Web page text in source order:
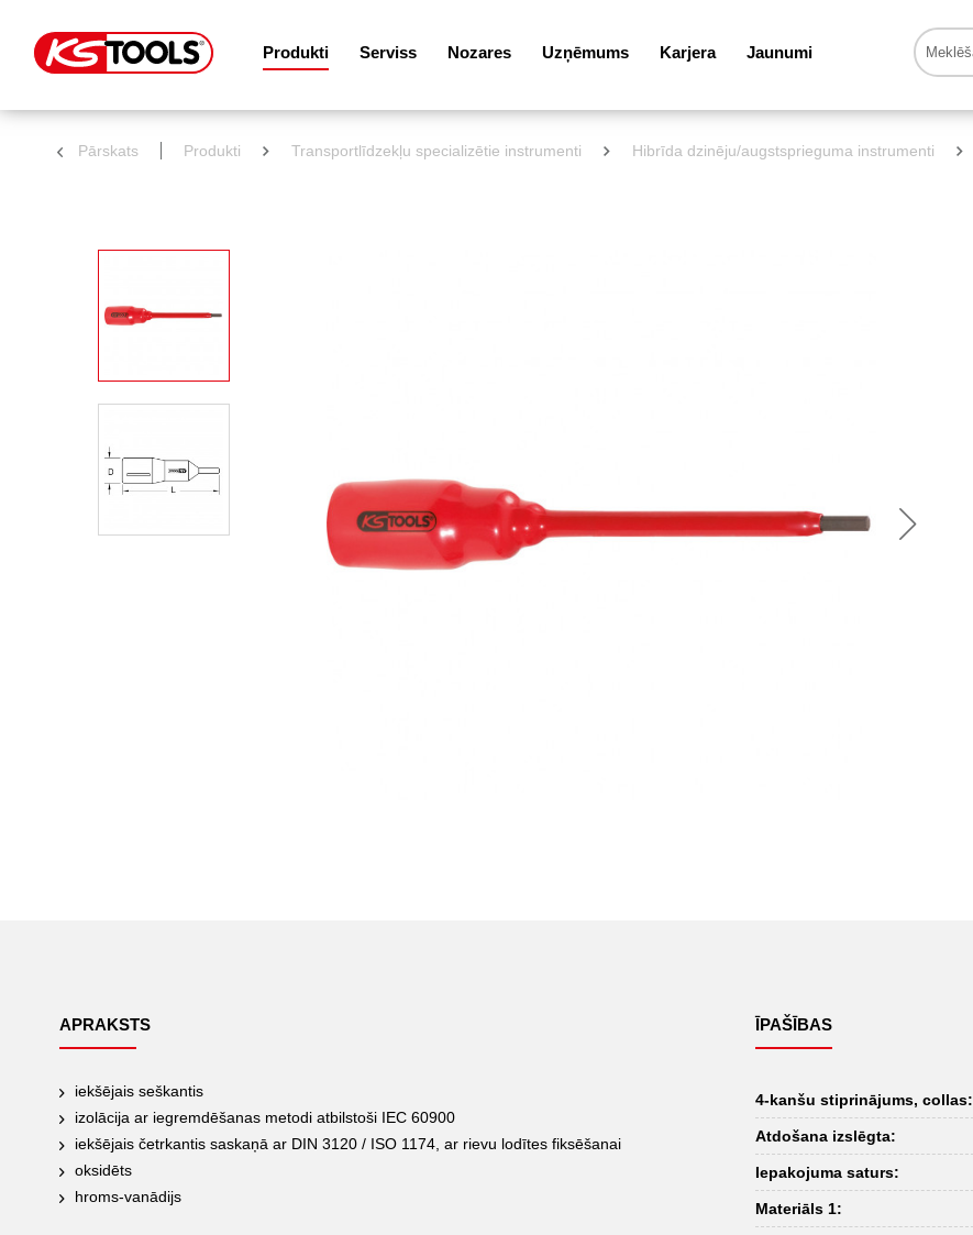
Produkti Serviss Nozares Uzņēmums Karjera Jaunumi
Pārskats Produkti Transportlīdzekļu specializētie instrumenti Hibrīda dzinēju/augstsprieguma instrumenti
APRAKSTS
iekšējais seškantis
izolācija ar iegremdēšanas metodi atbilstoši IEC 60900
iekšējais četrkantis saskaņā ar DIN 3120 / ISO 1174, ar rievu lodītes fiksēšanai
oksidēts
hroms-vanādijs
ĪPAŠĪBAS
4-kanšu stiprinājums, collas:
Atdošana izslēgta:
Iepakojuma saturs:
Materiāls 1: